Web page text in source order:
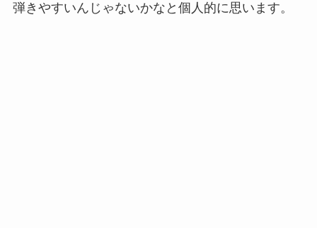
弾きやすいんじゃないかなと個人的に思います。